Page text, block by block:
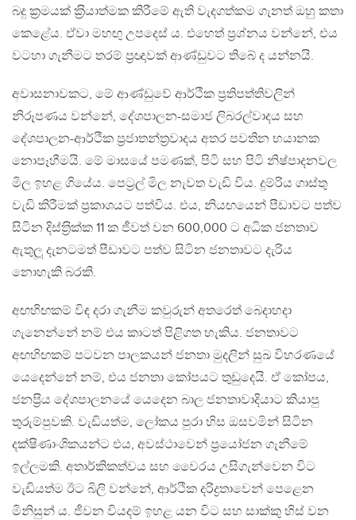
බදු ක‍්‍රමයක් ක‍්‍රියාත්මක කිරීමේ ඇති වැදගත්කම ගැනත් ඔහු කතා
කෙළේය. ඒවා මහඟු උපදෙස් ය. එහෙත් ප‍්‍රශ්නය වන්නේ, එය
වටහා ගැනීමට තරම් ප‍්‍රඥාවක් ආණ්ඩුවට තිබේ ද යන්නයි.
අවාසනාවකට, මේ ආණ්ඩුවේ ආර්ථික ප‍්‍රතිපත්තිවලින්
නිරූපණය වන්නේ, දේශපාලන-සමාජ ලිබරල්වාදය සහ
දේශපාලන-ආර්ථික ප‍්‍රජාතන්ත‍්‍රවාදය අතර පවතින භයානක
නොපෑහීමයි. මේ මාසයේ පමණක්, පිටි සහ පිටි නිෂ්පාදනවල
මිල ඉහළ ගියේය. පෙට‍්‍රල් මිල නැවත වැඩි විය. දුම්රිය ගාස්තු
වැඩි කිරීමක් ප‍්‍රකාශයට පත්විය. එය, නියඟයෙන් පීඩාවට පත්ව
සිටින දිස්ත‍්‍රික්ක 11 ක ජීවත් වන 600,000 ට අධික ජනතාව
ඇතුලූ දැනටමත් පීඩාවට පත්ව සිටින ජනතාවට දැරිය
නොහැකි බරකි.
අඟහිඟකම් විඳ දරා ගැනීම කවුරුන් අතරෙත් බෙදාහදා
ගැනෙන්නේ නම් එය කාටත් පිළිගත හැකිය. ජනතාවට
අඟහිඟකම් පටවන පාලකයන් ජනතා මුදලින් සුඛ විහරණයේ
යෙදෙන්නේ නම්, එය ජනතා කෝපයට තුඩුදෙයි. ඒ කෝපය,
ජනප‍්‍රිය දේශපාලනයේ යෙදෙන බාල ජනතාවාදියාට කියාපු
තුරුම්පුවකි. වැඩියත්ම, ලෝකය පුරා හිස ඔසවමින් සිටින
දක්ෂිණාංශිකයන්ට එය, අවස්ථාවෙන් ප‍්‍රයෝජන ගැනීමේ
ඉල්ලමකි. අතාර්කිකත්වය සහ වෛරය උසිගැන්වෙන විට
වැඩියත්ම ඊට බිලි වන්නේ, ආර්ථික දරිද්‍රතාවෙන් පෙළෙන
මිනිසුන් ය. ජීවන වියදම් ඉහළ යන විට සහ සාක්කු හිස් වන